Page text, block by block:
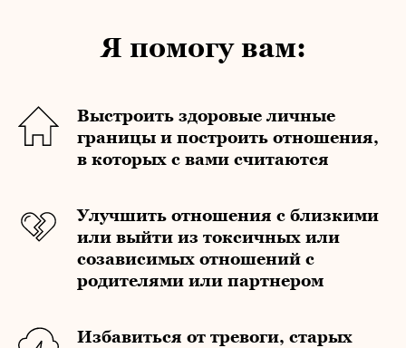
Я помогу в ам:
Выстроить здоровые личные
границы и построить отношения,
в которых с вами считаются
Улучшить отношения с близкими
или выйти из токсичных или
созависимых отношений с
родителями или партнером
Избавиться от тревоги, старых